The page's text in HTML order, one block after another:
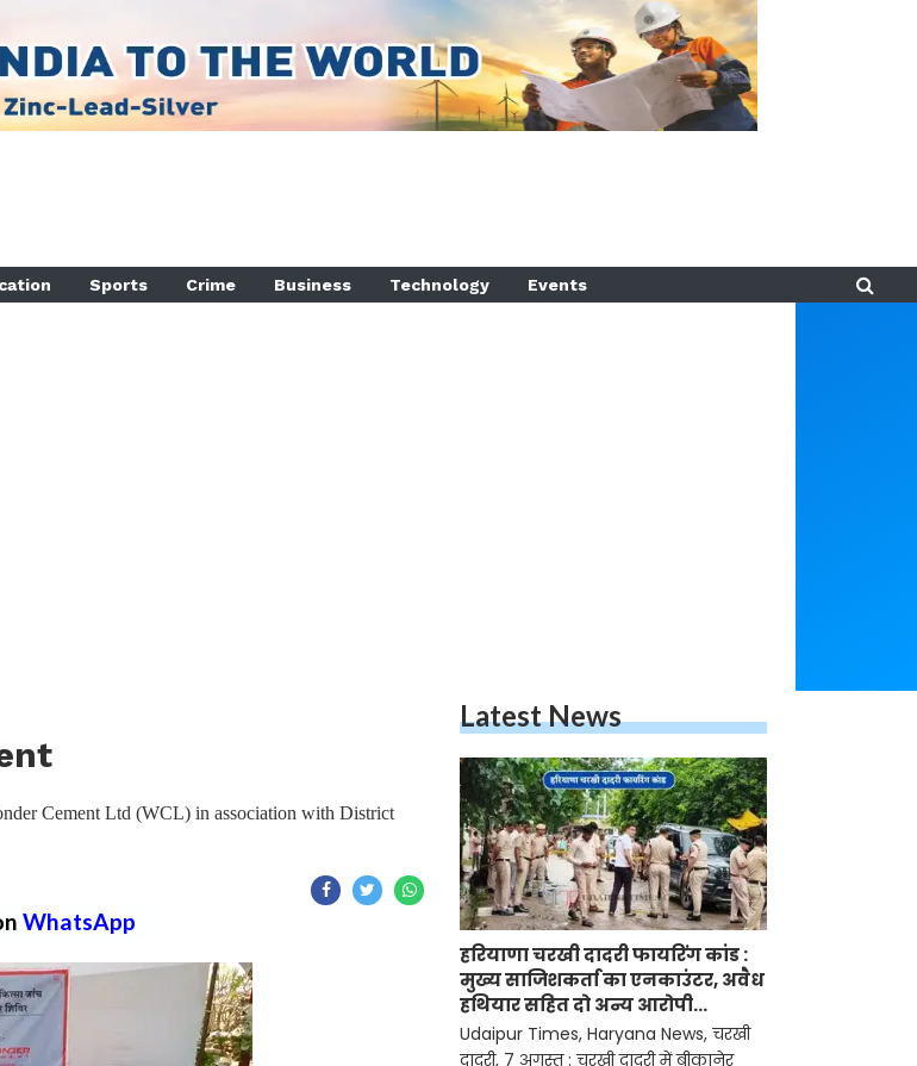
Sports Crime Business Technology Events
Cement Ltd (WCL) in association with District
WhatsApp
Latest News
हरियाणा चरखी दादरी फायरिंग कांड :
मुख्य साजिशकर्ता का एनकाउंटर, अवैध
हथियार सहित दो अन्य आरोपी
गिरफ्तार
Udaipur Times, Haryana News, चरखी
दादरी, 7 अगस्त : चरखी दादरी में बीकानेर